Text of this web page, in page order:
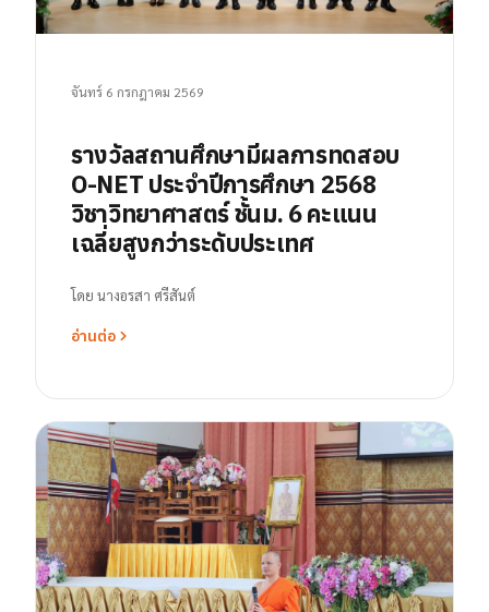
จันทร์ 6 กรกฎาคม 2569
รางวัลสถานศึกษามีผลการทดสอบ
O-NET ประจำปีการศึกษา 2568
วิชาวิทยาศาสตร์ ชั้นม. 6 คะแนน
เฉลี่ยสูงกว่าระดับประเทศ
โดย นางอรสา ศรีสันต์
อ่านต่อ